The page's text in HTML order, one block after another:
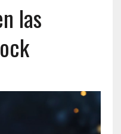
las